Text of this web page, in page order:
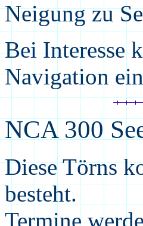
Neigung zu
Bei Interesse
Navigation
NCA 300
Diese Törns
besteht.
Termine